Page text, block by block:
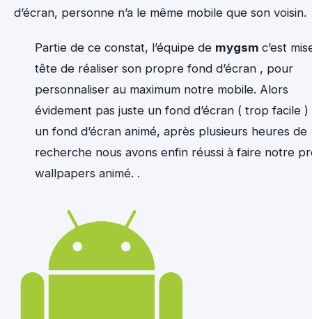
d’écran, personne n’a le même mobile que son voisin.
Partie de ce constat, l’équipe de mygsm c’est
tête de réaliser son propre fond d’écran , pour
personnaliser au maximum notre mobile. Alors
évidement pas juste un fond d’écran ( trop facile )
un fond d’écran animé, après plusieurs heures de
recherche nous avons enfin réussi à faire notre
wallpapers animé. .